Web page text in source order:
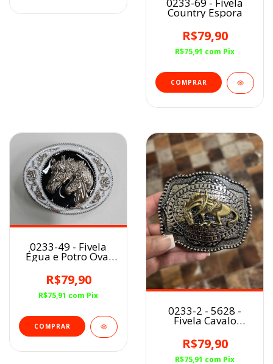
0233-69 - Fivela
Country Espora
R$79,90
R$75,91 com Pix
0233-49 - Fivela
Égua e Potro Oval
R$79,90
R$75,91 com Pix
0233-2 - 5628 -
Fivela Cavalo
R$79,90
R$75,91 com Pix